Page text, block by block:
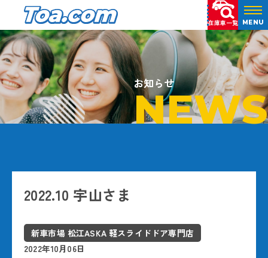
在庫車一覧 MENU
お知らせ
NEWS
2022.10 宇山さま
新車市場 松江ASKA 軽スライドドア専門店
2022年10月06日